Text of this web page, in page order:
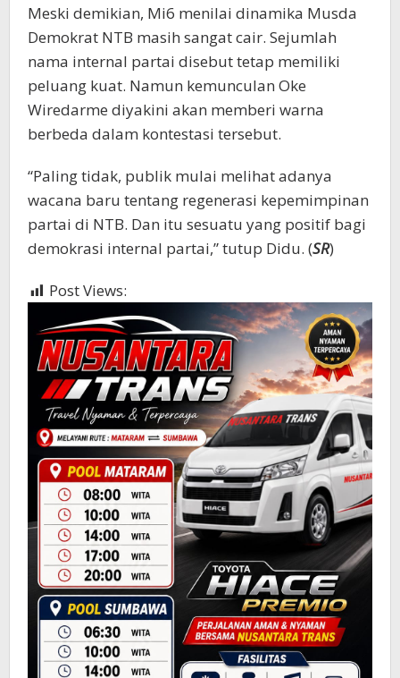
Meski demikian, Mi6 menilai dinamika Musda
Demokrat NTB masih sangat cair. Sejumlah
nama internal partai disebut tetap memiliki
peluang kuat. Namun kemunculan Oke
Wiredarme diyakini akan memberi warna
berbeda dalam kontestasi tersebut.
“Paling tidak, publik mulai melihat adanya
wacana baru tentang regenerasi kepemimpinan
partai di NTB. Dan itu sesuatu yang positif bagi
demokrasi internal partai,” tutup Didu. (SR)
Post Views: